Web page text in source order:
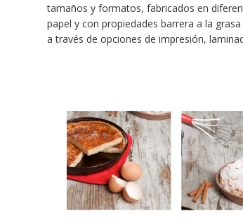
tamaños y formatos, fabricados en
papel y con propiedades barrera a la
a través de opciones de impresión,